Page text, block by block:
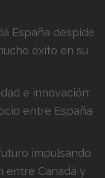
España despide
éxito en su
e innovación:
entre España
impulsando
entre Canadá y